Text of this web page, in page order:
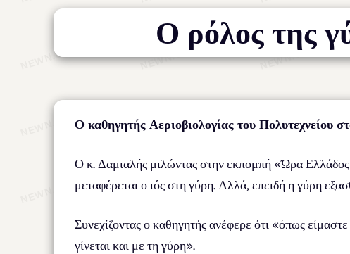
Ο ρόλος της
Ο καθηγητής Αεριοβιολογίας του Πολυτεχνείου
Ο κ. Δαμιαλής μιλώντας στην εκπομπή «Ώρα
μεταφέρεται ο ιός στη γύρη. Αλλά, επειδή η γύρη
Συνεχίζοντας ο καθηγητής ανέφερε ότι «όπως
γίνεται και με τη γύρη».